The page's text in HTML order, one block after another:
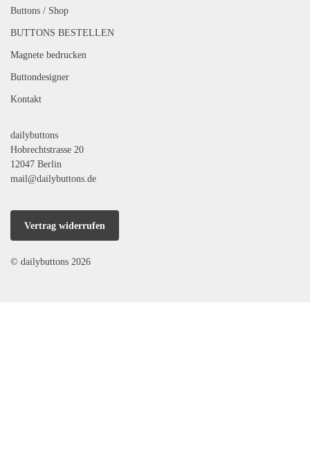
Buttons / Shop
BUTTONS BESTELLEN
Magnete bedrucken
Buttondesigner
Kontakt
dailybuttons
Hobrechtstrasse 20
12047 Berlin
mail@dailybuttons.de
Vertrag widerrufen
© dailybuttons 2026